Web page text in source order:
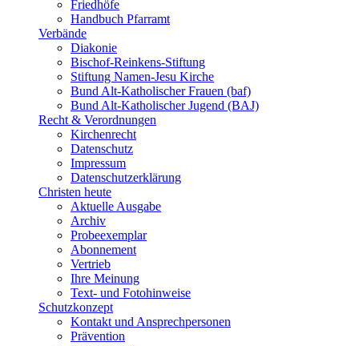
Friedhöfe
Handbuch Pfarramt
Verbände
Diakonie
Bischof-Reinkens-Stiftung
Stiftung Namen-Jesu Kirche
Bund Alt-Katholischer Frauen (baf)
Bund Alt-Katholischer Jugend (BAJ)
Recht & Verordnungen
Kirchenrecht
Datenschutz
Impressum
Datenschutzerklärung
Christen heute
Aktuelle Ausgabe
Archiv
Probeexemplar
Abonnement
Vertrieb
Ihre Meinung
Text- und Fotohinweise
Schutzkonzept
Kontakt und Ansprechpersonen
Prävention